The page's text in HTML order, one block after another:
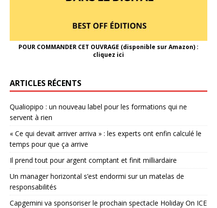
POUR COMMANDER CET OUVRAGE (disponible sur Amazon) :
cliquez ici
ARTICLES RÉCENTS
Qualiopipo : un nouveau label pour les formations qui ne
servent à rien
« Ce qui devait arriver arriva » : les experts ont enfin calculé le
temps pour que ça arrive
Il prend tout pour argent comptant et finit milliardaire
Un manager horizontal s’est endormi sur un matelas de
responsabilités
Capgemini va sponsoriser le prochain spectacle Holiday On ICE